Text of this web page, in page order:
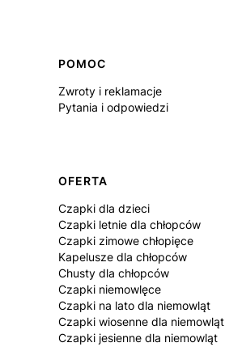
Linki w stopce
POMOC
Zwroty i reklamacje
Pytania i odpowiedzi
OFERTA
Czapki dla dzieci
Czapki letnie dla chłopców
Czapki zimowe chłopięce
Kapelusze dla chłopców
Chusty dla chłopców
Czapki niemowlęce
Czapki na lato dla niemowląt
Czapki wiosenne dla niemowląt
Czapki jesienne dla niemowląt